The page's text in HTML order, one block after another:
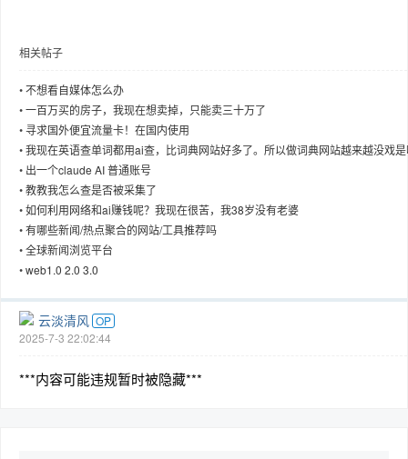
相关帖子
•不想看自媒体怎么办
•一百万买的房子，我现在想卖掉，只能卖三十万了
•寻求国外便宜流量卡！在国内使用
•我现在英语查单词都用ai查，比词典网站好多了。所以做词典网站越来越没戏
• 出一个claude AI 普通账号
•教教我怎么查是否被采集了
•如何利用网络和ai赚钱呢？我现在很苦，我38岁没有老婆
•有哪些新闻/热点聚合的网站/工具推荐吗
•全球新闻浏览平台
•web1.0 2.0 3.0
云淡清风 OP
2025-7-3 22:02:44
***内容可能违规暂时被隐藏***